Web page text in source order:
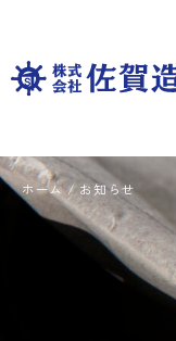
ホーム/お知らせ